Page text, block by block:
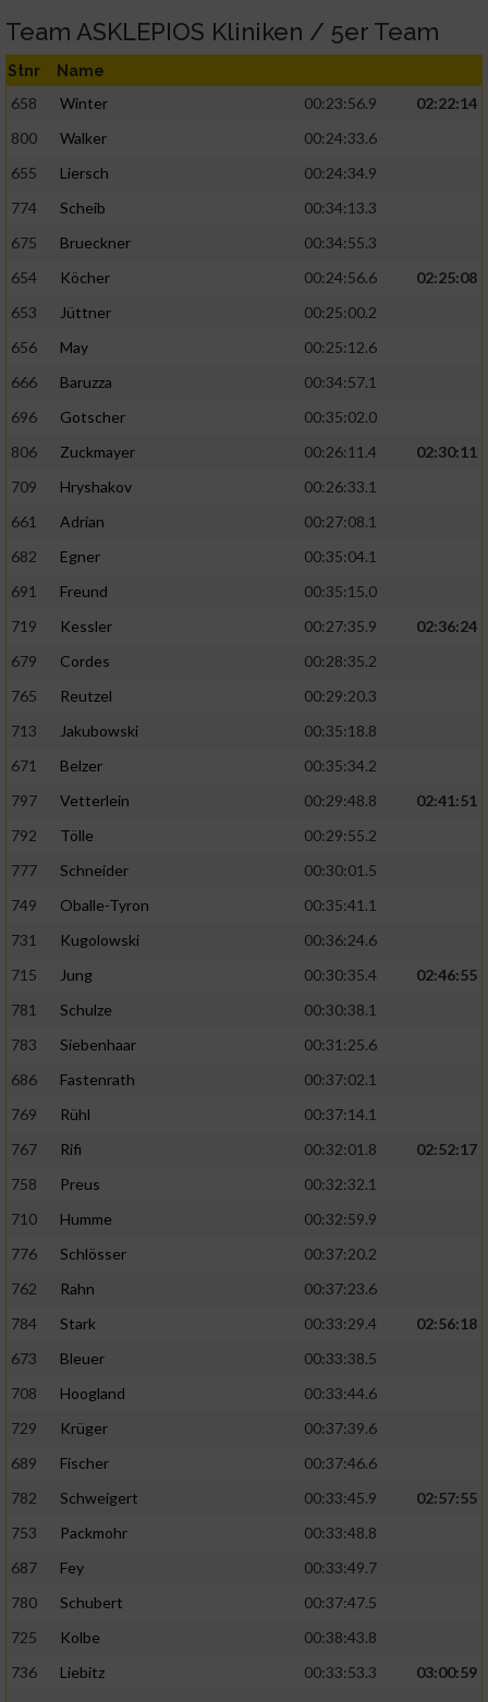
Team ASKLEPIOS Kliniken / 5er Team
Stnr Name
658 Winter 00:23:56.9
02:22:14
800
Walker
00:24:33.6
655
Liersch
00:24:34.9
774
Scheib
00:34:13.3
675
Brueckner
00:34:55.3
654
Köcher 00:24:56.6
02:25:08
653
Jüttner
00:25:00.2
656
May
00:25:12.6
666
Baruzza
00:34:57.1
696
Gotscher
00:35:02.0
806
Zuckmayer 00:26:11.4
02:30:11
709
Hryshakov
00:26:33.1
661
Adrian
00:27:08.1
682
Egner
00:35:04.1
691
Freund
00:35:15.0
719
Kessler 00:27:35.9
02:36:24
679
Cordes
00:28:35.2
765
Reutzel
00:29:20.3
713
Jakubowski
00:35:18.8
671
Belzer
00:35:34.2
797
Vetterlein 00:29:48.8
02:41:51
792
Tölle
00:29:55.2
777
Schneider
00:30:01.5
749
Oballe-Tyron
00:35:41.1
731
Kugolowski
00:36:24.6
715
Jung 00:30:35.4
02:46:55
781
Schulze
00:30:38.1
783
Siebenhaar
00:31:25.6
686
Fastenrath
00:37:02.1
769
Rühl
00:37:14.1
767
Rifi 00:32:01.8
02:52:17
758
Preus
00:32:32.1
710
Humme
00:32:59.9
776
Schlösser
00:37:20.2
762
Rahn
00:37:23.6
784
Stark 00:33:29.4
02:56:18
673
Bleuer
00:33:38.5
708
Hoogland
00:33:44.6
729
Krüger
00:37:39.6
689
Fischer
00:37:46.6
782
Schweigert 00:33:45.9
02:57:55
753
Packmohr
00:33:48.8
687
Fey
00:33:49.7
780
Schubert
00:37:47.5
725
Kolbe
00:38:43.8
736
Liebitz 00:33:53.3
03:00:59